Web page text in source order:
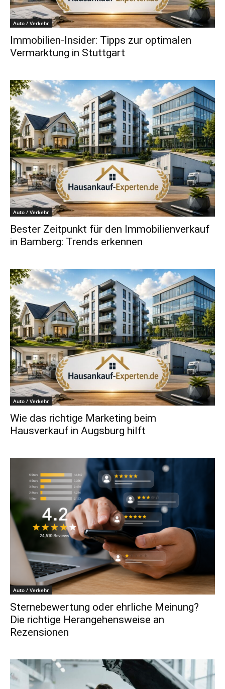
Auto / Verkehr
Immobilien-Insider: Tipps zur optimalen
Vermarktung in Stuttgart
Auto / Verkehr
Bester Zeitpunkt für den Immobilienverkauf
in Bamberg: Trends erkennen
Auto / Verkehr
Wie das richtige Marketing beim
Hausverkauf in Augsburg hilft
Auto / Verkehr
Sternebewertung oder ehrliche Meinung?
Die richtige Herangehensweise an
Rezensionen